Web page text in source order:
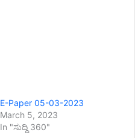
E-Paper 05-03-2023
March 5, 2023
In "ಸುದ್ದಿ 360"